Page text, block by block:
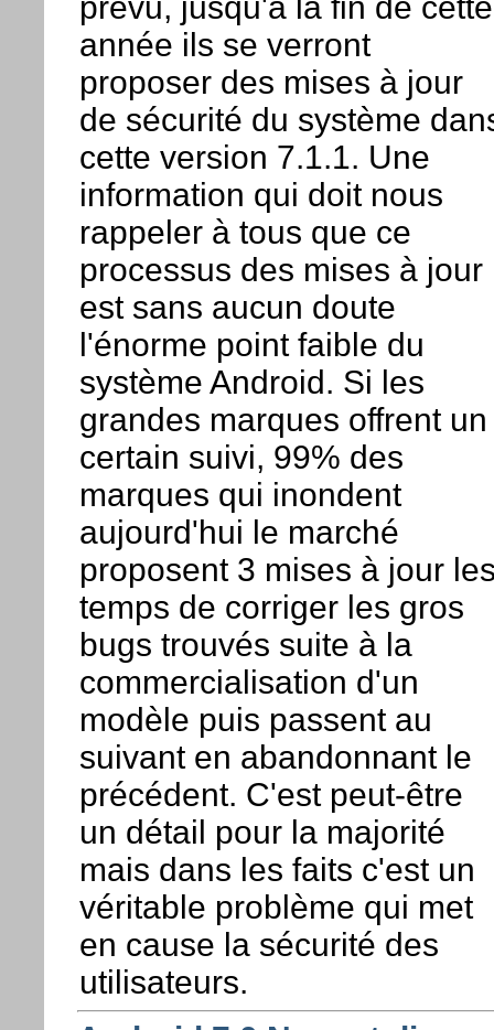
année ils se verront
proposer des mises à jour
de sécurité du système
cette version 7.1.1. Une
information qui doit nous
rappeler à tous que ce
processus des mises à jour
est sans aucun doute
l'énorme point faible du
système Android. Si les
grandes marques offrent un
certain suivi, 99% des
marques qui inondent
aujourd'hui le marché
proposent 3 mises à jour
temps de corriger les gros
bugs trouvés suite à la
commercialisation d'un
modèle puis passent au
suivant en abandonnant le
précédent. C'est peut-être
un détail pour la majorité
mais dans les faits c'est un
véritable problème qui met
en cause la sécurité des
utilisateurs.